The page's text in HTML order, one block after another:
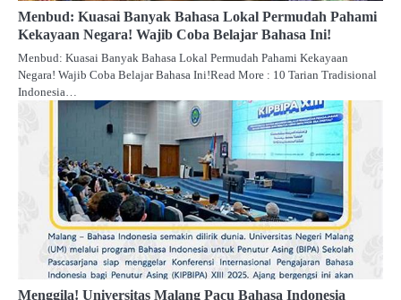
Menbud: Kuasai Banyak Bahasa Lokal Permudah Pahami
Kekayaan Negara! Wajib Coba Belajar Bahasa Ini!
Menbud: Kuasai Banyak Bahasa Lokal Permudah Pahami Kekayaan
Negara! Wajib Coba Belajar Bahasa Ini!Read More : 10 Tarian Tradisional
Indonesia…
Menggila! Universitas Malang Pacu Bahasa Indonesia